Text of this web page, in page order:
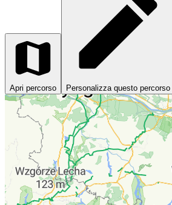
Apri percorso Personalizza questo percorso